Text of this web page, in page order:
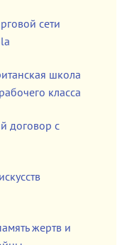
сети
школа
класса
договор с
жертв и